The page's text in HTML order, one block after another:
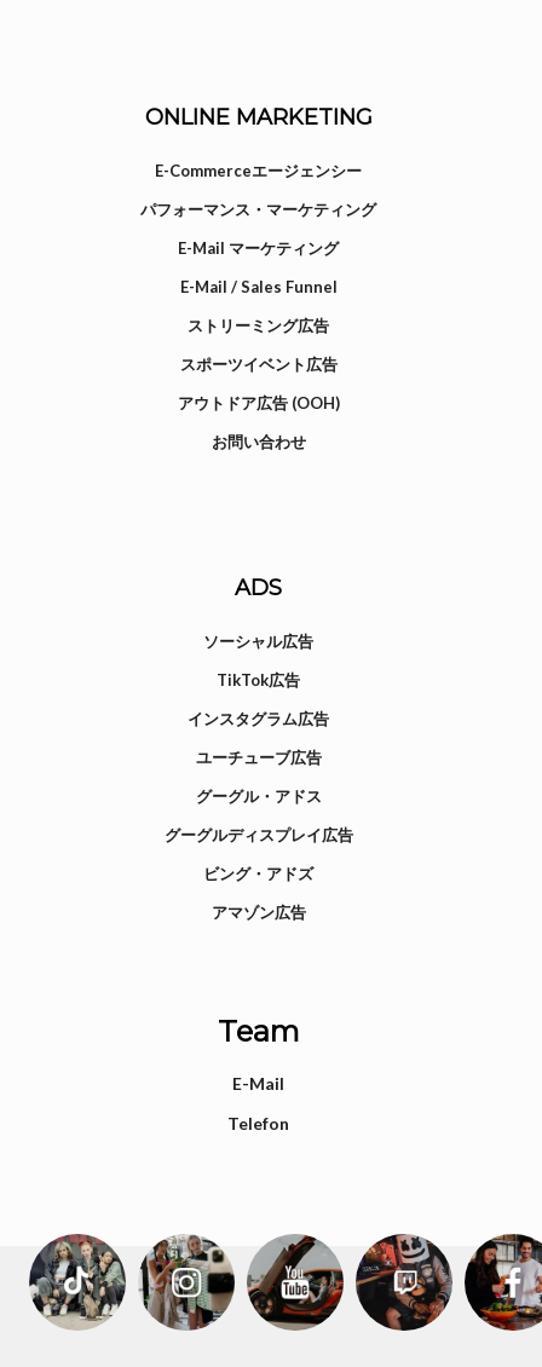
ONLINE MARKETING
E-Commerceエージェンシー
パフォーマンス・マーケティング
E-Mail マーケティング
E-Mail / Sales Funnel
ストリーミング広告
スポーツイベント広告
アウトドア広告 (OOH)
お問い合わせ
ADS
ソーシャル広告
TikTok広告
インスタグラム広告
ユーチューブ広告
グーグル・アドス
グーグルディスプレイ広告
ビング・アドズ
アマゾン広告
Team
E-Mail
Telefon